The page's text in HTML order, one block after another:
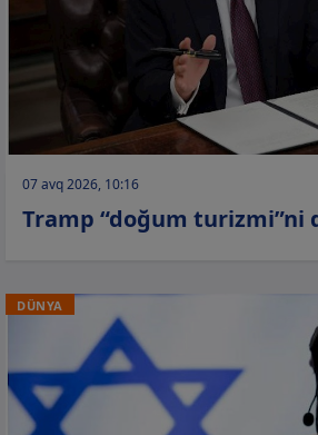
07 avq 2026, 10:16
Tramp “doğum turizmi”ni
DÜNYA